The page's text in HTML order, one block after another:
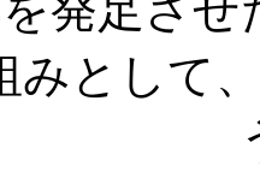
みとして